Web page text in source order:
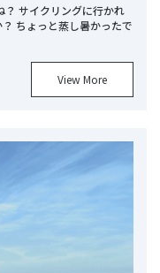
？ サイクリングに行かれ
ちょっと蒸し暑かったで
View More